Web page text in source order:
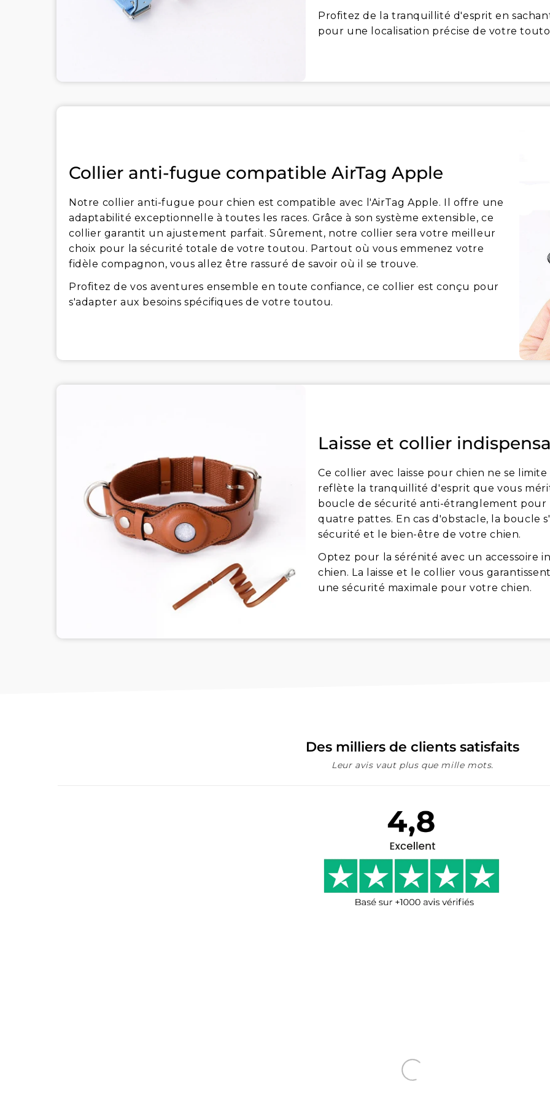
Profitez de la tranquillité d'esprit en
pour une localisation précise de votre
Collier anti-fugue compatible AirTag Apple
Notre collier anti-fugue pour chien est compatible avec l'AirTag Apple. Il offre une
adaptabilité exceptionnelle à toutes les races. Grâce à son système extensible, ce
collier garantit un ajustement parfait. Sûrement, notre collier sera votre meilleur
choix pour la sécurité totale de votre toutou. Partout où vous emmenez votre
fidèle compagnon, vous allez être rassuré de savoir où il se trouve.
Profitez de vos aventures ensemble en toute confiance, ce collier est conçu pour
s'adapter aux besoins spécifiques de votre toutou.
Laisse et collier
Ce collier avec laisse pour chien ne se
reflète la tranquillité d'esprit que vous
boucle de sécurité anti-étranglement pour
quatre pattes. En cas d'obstacle, la boucle
sécurité et le bien-être de votre chien.
Optez pour la sérénité avec un accessoire
chien. La laisse et le collier vous
une sécurité maximale pour votre chien.
Des milliers de clients satisfaits
Leur avis vaut plus que mille mots.